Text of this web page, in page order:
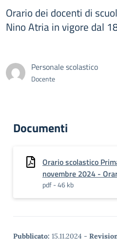
Orario dei docenti di
Nino Atria in vigore dal
Personale scolastico
Docente
Documenti
Orario scolastico
novembre 2024 -
pdf - 46 kb
Pubblicato: 15.11.2024 -